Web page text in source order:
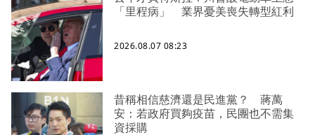
「里程病」 業界憂美喪失轉型紅利
2026.08.07 08:23
昔稱相信慈濟還是民進黨？ 蔣萬
安：若政府買夠疫苗，民團也不需集
資採購